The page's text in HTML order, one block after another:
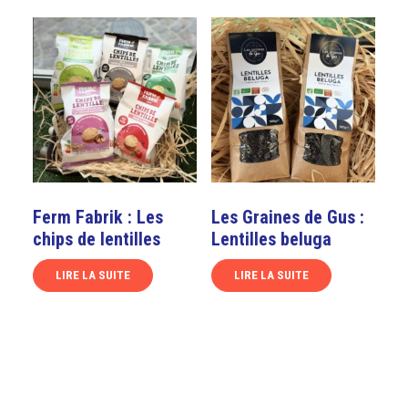
Ferm Fabrik : Les
chips de lentilles
LIRE LA SUITE
Les Graines de Gus :
Lentilles beluga
LIRE LA SUITE